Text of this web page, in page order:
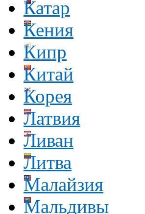
Катар
Кения
Кипр
Китай
Корея
Латвия
Ливан
Литва
Малайзия
Мальдивы